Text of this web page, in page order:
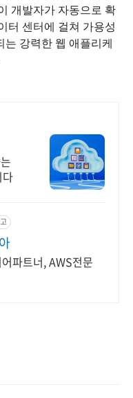
개발자가 자동으로 확
터 센터에 걸쳐 가용성
강력한 웹 애플리케
파트너, AWS전문